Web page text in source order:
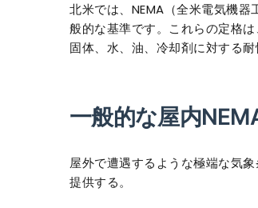
北米では、NEMA（全米電気機
般的な基準です。これらの定格
固体、水、油、冷却剤に対する耐
一般的な屋内
屋外で遭遇するような極端な気
提供する。